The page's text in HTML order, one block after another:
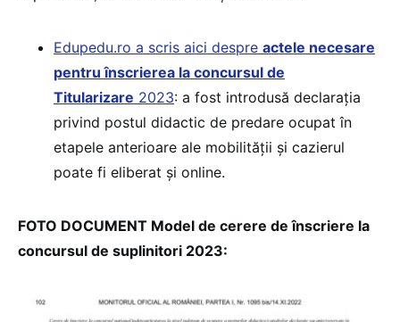
Edupedu.ro a scris aici despre actele necesare
pentru înscrierea la concursul de
Titularizare 2023: a fost introdusă declarația
privind postul didactic de predare ocupat în
etapele anterioare ale mobilității și cazierul
poate fi eliberat și online.
FOTO DOCUMENT Model de cerere de înscriere la
concursul de suplinitori 2023: